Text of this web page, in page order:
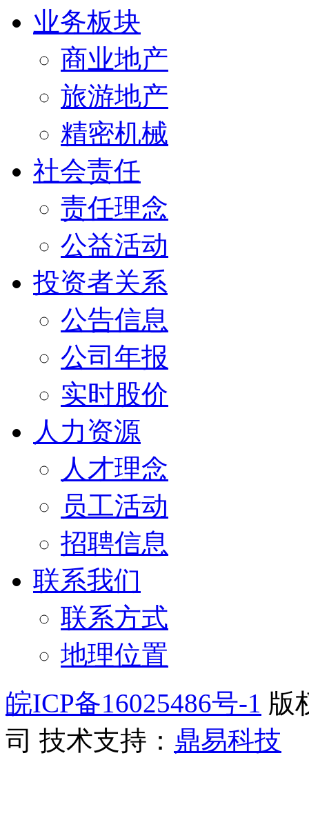
业务板块
商业地产
旅游地产
精密机械
社会责任
责任理念
公益活动
投资者关系
公告信息
公司年报
实时股价
人力资源
人才理念
员工活动
招聘信息
联系我们
联系方式
地理位置
皖ICP备16025486号-1 版
司 技术支持： 鼎易科技